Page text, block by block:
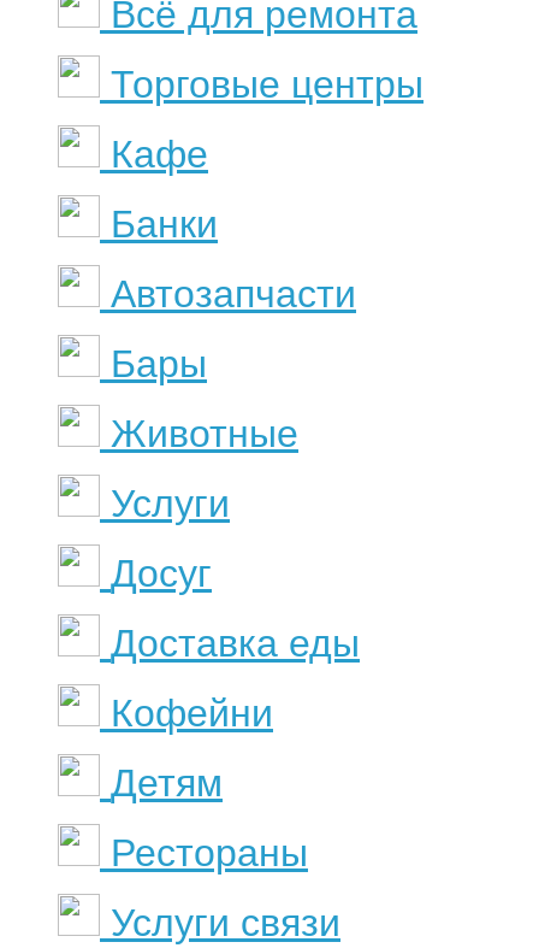
Всё для ремонта
Торговые центры
Кафе
Банки
Автозапчасти
Бары
Животные
Услуги
Досуг
Доставка еды
Кофейни
Детям
Рестораны
Услуги связи